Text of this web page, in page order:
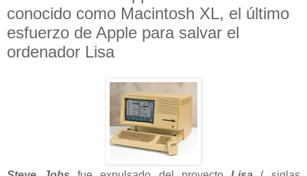
conocido como Macintosh XL, el último
esfuerzo de Apple para salvar el
ordenador Lisa